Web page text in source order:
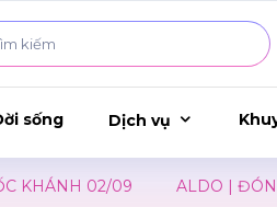
sống Dịch vụ
02/09 ALDO | ĐÓN